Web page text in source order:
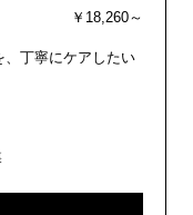
￥18,260～
、丁寧にケアしたい